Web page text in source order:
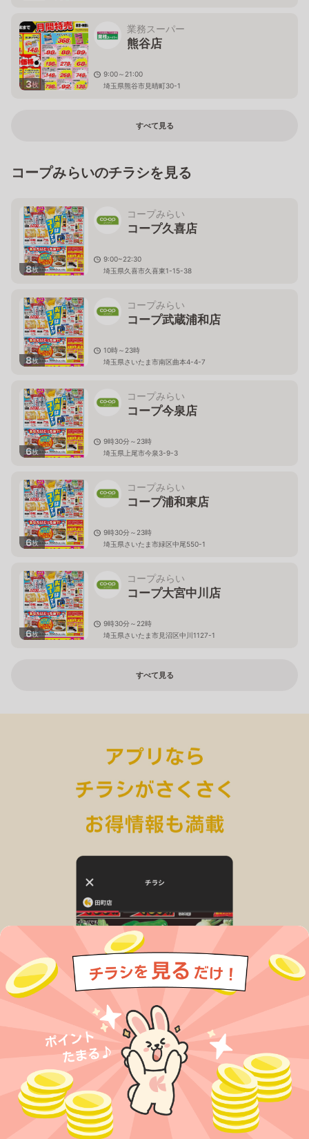
3枚
業務スーパー
熊谷店
9:00～21:00
埼玉県熊谷市見晴町30-1
すべて見る
コープみらいのチラシを見る
8枚
コープみらい
コープ久喜店
9:00~22:30
埼玉県久喜市久喜東1-15-38
8枚
コープみらい
コープ武蔵浦和店
10時～23時
埼玉県さいたま市南区曲本4-4-7
6枚
コープみらい
コープ今泉店
9時30分～23時
埼玉県上尾市今泉3-9-3
6枚
コープみらい
コープ浦和東店
9時30分～23時
埼玉県さいたま市緑区中尾550-1
6枚
コープみらい
コープ大宮中川店
9時30分～22時
埼玉県さいたま市見沼区中川1127-1
すべて見る